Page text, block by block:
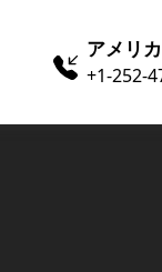
アメリカ
+1-252-